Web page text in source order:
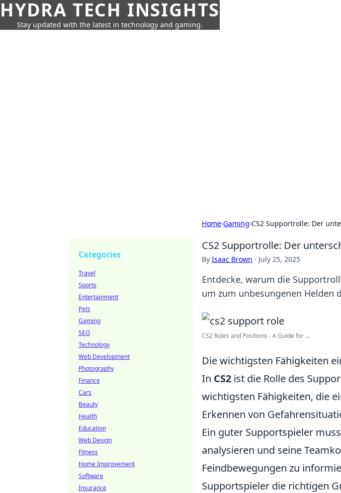
HYDRA TECH INSIGHTS
Stay updated with the latest in technology and gaming.
Home›Gaming›CS2 Supportrolle: Der
CS2 Supportrolle: Der
By Isaac Brown · July 25, 2025
Entdecke, warum die
um zum unbesungenen Helden
CS2 Roles and Positions - A Guide for ...
Die wichtigsten Fähigkeiten
In CS2 ist die Rolle des
wichtigsten Fähigkeiten, die
Erkennen von
Ein guter Supportspieler
analysieren und seine
Feindbewegungen zu
Supportspieler die richtigen
Categories
Travel
Sports
Entertainment
Pets
Gaming
SEO
Technology
Web Development
Photography
Finance
Cars
Beauty
Health
Education
Web Design
Fitness
Home Improvement
Software
Insurance